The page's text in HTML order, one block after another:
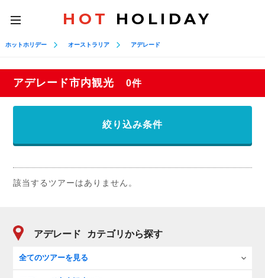
toggle
navigation
HOT HOLIDAY
ホットホリデー オーストラリア アデレード
アデレード市内観光 0件
絞り込み条件
該当するツアーはありません。
アデレード カテゴリから探す
全てのツアーを見る